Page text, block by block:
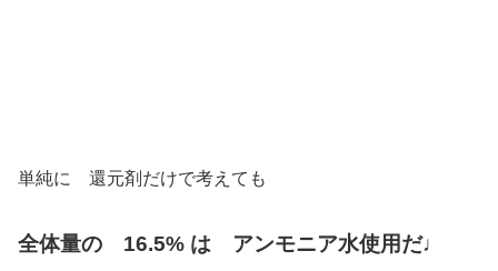
単純に 還元剤だけで考えても
全体量の 16.5% は アンモニア水使用だ♩